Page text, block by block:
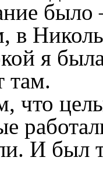
в
я
там.
что
И был